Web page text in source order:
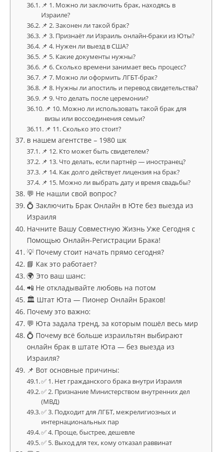
📌 1. Можно ли заключить брак, находясь в
Израиле?
📌 2. Законен ли такой брак?
📌 3. Признаёт ли Израиль онлайн-браки из Юты?
📌 4. Нужен ли выезд в США?
📌 5. Какие документы нужны?
📌 6. Сколько времени занимает весь процесс?
📌 7. Можно ли оформить ЛГБТ-брак?
📌 8. Нужны ли апостиль и перевод свидетельства?
📌 9. Что делать после церемонии?
📌 10. Можно ли использовать такой брак для
визы или воссоединения семьи?
📌 11. Сколько это стоит?
в нашем агентстве – 1980 шк
📌 12. Кто может быть свидетелем?
📌 13. Что делать, если партнёр — иностранец?
📌 14. Как долго действует лицензия на брак?
📌 15. Можно ли выбрать дату и время свадьбы?
💬 Не нашли свой вопрос?
💍 Заключить Брак Онлайн в Юте без выезда из
Израиля
Начните Вашу Совместную Жизнь Уже Сегодня с
Помощью Онлайн-Регистрации Брака!
💡 Почему стоит начать прямо сегодня?
📘 Как это работает?
🌍 Это ваш шанс:
📲 Не откладывайте любовь на потом
🏛 Штат Юта — Пионер Онлайн Браков!
Почему это важно:
💬 Юта задала тренд, за которым пошёл весь мир
💍 Почему всё больше израильтян выбирают
онлайн брак в штате Юта — без выезда из
Израиля?
📌 Вот основные причины:
✅ 1. Нет гражданского брака внутри Израиля
✅ 2. Признание Министерством внутренних дел
(МВД)
✅ 3. Подходит для ЛГБТ, межрелигиозных и
интернациональных пар
✅ 4. Проще, быстрее, дешевле
✅ 5. Выход для тех, кому отказал раввинат